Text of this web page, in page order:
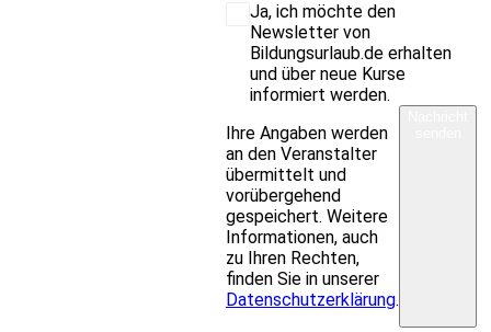
Ja, ich möchte den
Newsletter von
Bildungsurlaub.de erhalten
und über neue Kurse
informiert werden.
Ihre Angaben werden
an den Veranstalter
übermittelt und
vorübergehend
gespeichert. Weitere
Informationen, auch
zu Ihren Rechten,
finden Sie in unserer
Datenschutzerklärung.